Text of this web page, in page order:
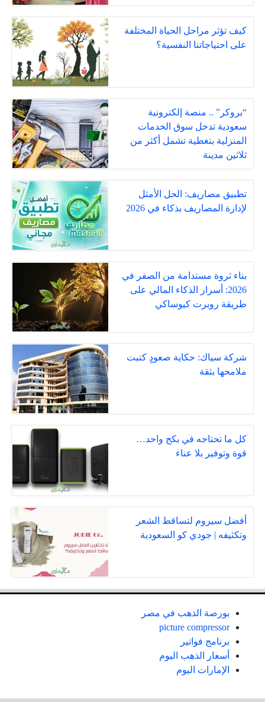
كيف تؤثر مراحل الحياة المختلفة
على احتياجاتنا النفسية؟
“بروكر” .. منصة إلكترونية
سعودية تدخل سوق الخدمات
المنزلية بتغطية تشمل أكثر من
ثلاثين مدينة
تطبيق مصاريف: الحل الأمثل
لإدارة المصاريف بذكاء في 2026
بناء ثروة مستدامة من الصفر في
2026: أسرار الذكاء المالي على
طريقة روبرت كيوساكي
شركة سياك: حكاية صعودٍ كتبت
ملامحها بثقة
كل ما تحتاجه في بكج واحد…
قوة وتوفير بلا عناء
أفضل سيروم لتساقط الشعر
وتكثيفه | جودي كو السعودية
بورصة الذهب في مصر
picture compressor
برنامج فواتير
أسعار الذهب اليوم
الإمارات اليوم